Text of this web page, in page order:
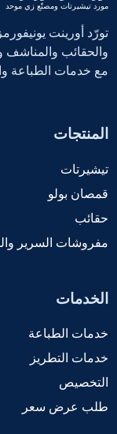
مورد تيشيرتات ومصنّع زي موحد
والحقائب والمناشف
مع خدمات الطباعة
المنتجات
تيشيرتات
قمصان بولو
حقائب
مفروشات السرير
الخدمات
خدمات الطباعة
خدمات التطريز
التخصيص
طلب عرض سعر